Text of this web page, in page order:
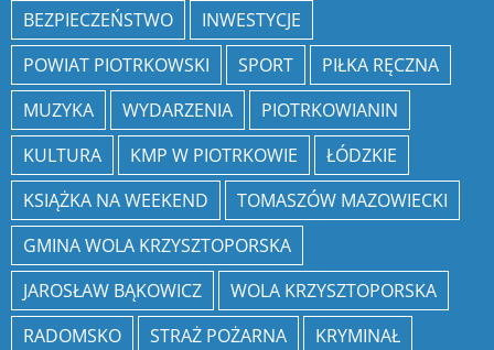
BEZPIECZEŃSTWO
INWESTYCJE
POWIAT PIOTRKOWSKI
SPORT
PIŁKA RĘCZNA
MUZYKA
WYDARZENIA
PIOTRKOWIANIN
KULTURA
KMP W PIOTRKOWIE
ŁÓDZKIE
KSIĄŻKA NA WEEKEND
TOMASZÓW MAZOWIECKI
GMINA WOLA KRZYSZTOPORSKA
JAROSŁAW BĄKOWICZ
WOLA KRZYSZTOPORSKA
RADOMSKO
STRAŻ POŻARNA
KRYMINAŁ